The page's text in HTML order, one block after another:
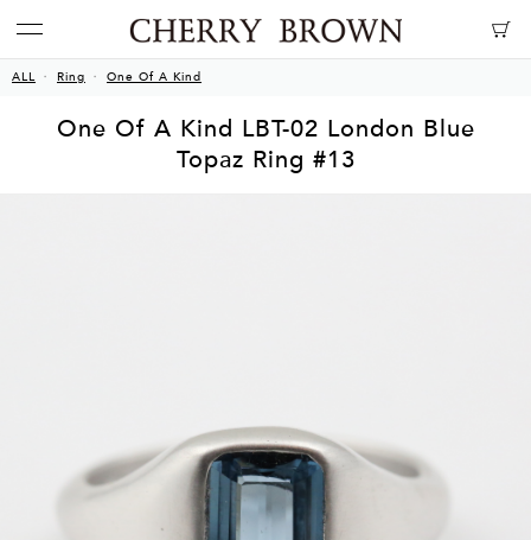
ALL Ring One Of A Kind
One Of A Kind LBT-02 London Blue
Topaz Ring #13